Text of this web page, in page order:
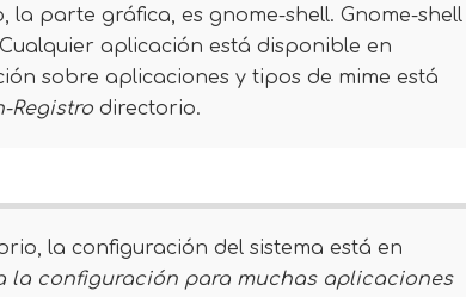
la parte gráfica, es gnome-shell. Gnome-shell
aplicación está disponible en
sobre aplicaciones y tipos de mime está
Registro directorio.
la configuración del sistema está en
la configuración para muchas aplicaciones